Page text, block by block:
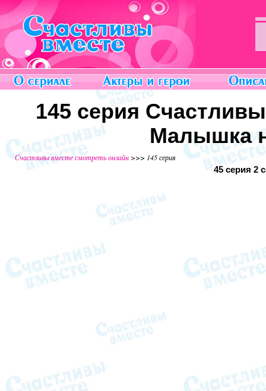
145 серия
Малышка
Счастливы вместе смотреть онлайн>>> 145 серия
45 серия 2